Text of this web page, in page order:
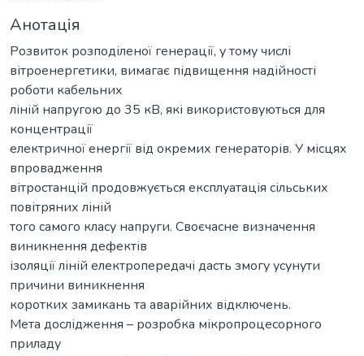
Анотація
Розвиток розподіленої генерації, у тому числі
вітроенергетики, вимагає підвищення надійності
роботи кабельних
ліній напругою до 35 кВ, які використовуються для
концентрації
електричної енергії від окремих генераторів. У місцях
впровадження
вітростанцій продовжується експлуатація сільських
повітряних ліній
того самого класу напруги. Своєчасне визначення
виникнення дефектів
ізоляції ліній електропередачі дасть змогу усунути
причини виникнення
коротких замикань та аварійних відключень.
Мета дослідження – розробка мікропроцесорного
приладу